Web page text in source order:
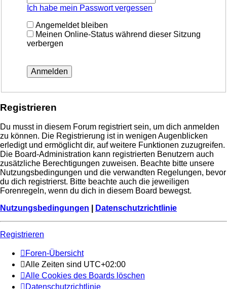
Ich habe mein Passwort vergessen
Angemeldet bleiben
Meinen Online-Status während dieser Sitzung
verbergen
Registrieren
Du musst in diesem Forum registriert sein, um dich anmelden
zu können. Die Registrierung ist in wenigen Augenblicken
erledigt und ermöglicht dir, auf weitere Funktionen zuzugreifen.
Die Board-Administration kann registrierten Benutzern auch
zusätzliche Berechtigungen zuweisen. Beachte bitte unsere
Nutzungsbedingungen und die verwandten Regelungen, bevor
du dich registrierst. Bitte beachte auch die jeweiligen
Forenregeln, wenn du dich in diesem Board bewegst.
Nutzungsbedingungen
Datenschutzrichtlinie
Registrieren
Foren-Übersicht
Alle Zeiten sind UTC+02:00
Alle Cookies des Boards löschen
Datenschutzrichtlinie